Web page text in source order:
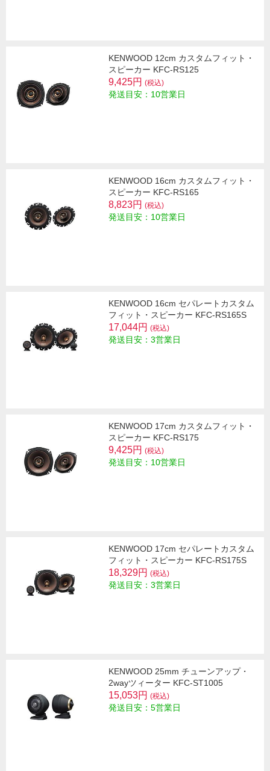
KENWOOD 12cm カスタムフィット・
スピーカー KFC-RS125
9,425円 (税込)
発送目安：10営業日
KENWOOD 16cm カスタムフィット・
スピーカー KFC-RS165
8,823円 (税込)
発送目安：10営業日
KENWOOD 16cm セパレートカスタム
フィット・スピーカー KFC-RS165S
17,044円 (税込)
発送目安：3営業日
KENWOOD 17cm カスタムフィット・
スピーカー KFC-RS175
9,425円 (税込)
発送目安：10営業日
KENWOOD 17cm セパレートカスタム
フィット・スピーカー KFC-RS175S
18,329円 (税込)
発送目安：3営業日
KENWOOD 25mm チューンアップ・
2wayツィーター KFC-ST1005
15,053円 (税込)
発送目安：5営業日